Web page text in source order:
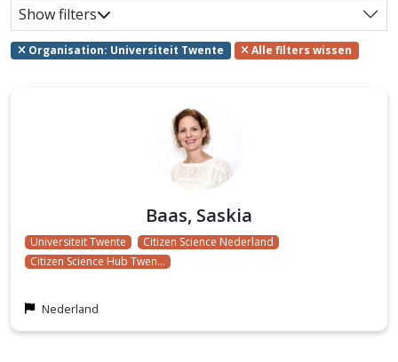
Show filters
Organisation: Universiteit Twente Alle filters wissen
Baas, Saskia
Universiteit Twente
Citizen Science Nederland
Citizen Science Hub Twen…
Nederland